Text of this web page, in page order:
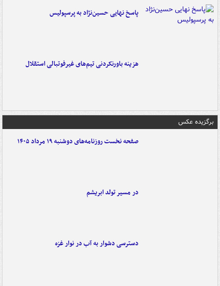
پاسخ نهایی حسین‌نژاد به پرسپولیس
هزینه باورنکردنی تیم‌های غیرفوتبالی استقلال
برگزیده عکس
صفحه نخست روزنامه‌های دوشنبه ۱۹ مرداد ۱۴۰۵
در مسیر تولد ابریشم
دسترسی دشوار به آب در نوار غزه